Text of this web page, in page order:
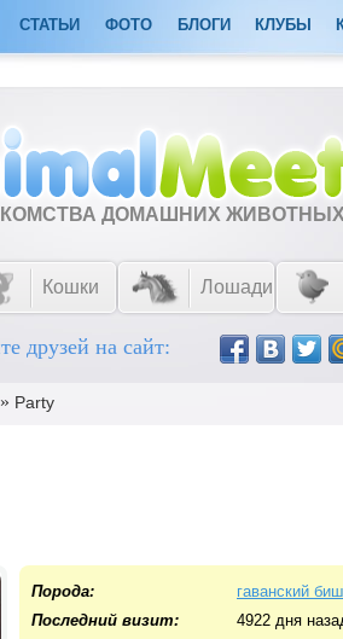
СТАТЬИ ФОТО БЛОГИ КЛУБЫ
ДОМАШНИХ
Кошки Лошади
друзей на сайт:
» Party
Порода:
гаванский
Последний визит:
4922 дня